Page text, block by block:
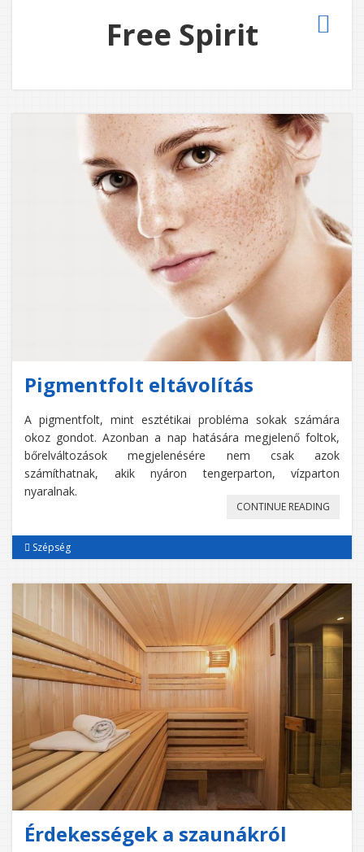
Free Spirit
Pigmentfolt eltávolítás
A pigmentfolt, mint esztétikai probléma sokak számára
okoz gondot. Azonban a nap hatására megjelenő foltok,
bőrelváltozások megjelenésére nem csak azok
számíthatnak, akik nyáron tengerparton, vízparton
nyaralnak.
CONTINUE READING
Szépség
Érdekességek a szaunákról